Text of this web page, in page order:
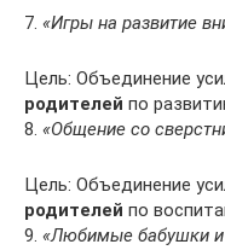
7. «Игры на развитие
Цель: Объединение
родителей по
8. «Общение со
Цель: Объединение
родителей по
9. «Любимые бабушки